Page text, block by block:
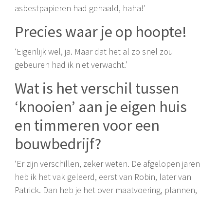
asbestpapieren had gehaald, haha!’
Precies waar je op hoopte!
‘Eigenlijk wel, ja. Maar dat het al zo snel zou
gebeuren had ik niet verwacht.’
Wat is het verschil tussen
‘knooien’ aan je eigen huis
en timmeren voor een
bouwbedrijf?
‘Er zijn verschillen, zeker weten. De afgelopen jaren
heb ik het vak geleerd, eerst van Robin, later van
Patrick. Dan heb je het over maatvoering, plannen,